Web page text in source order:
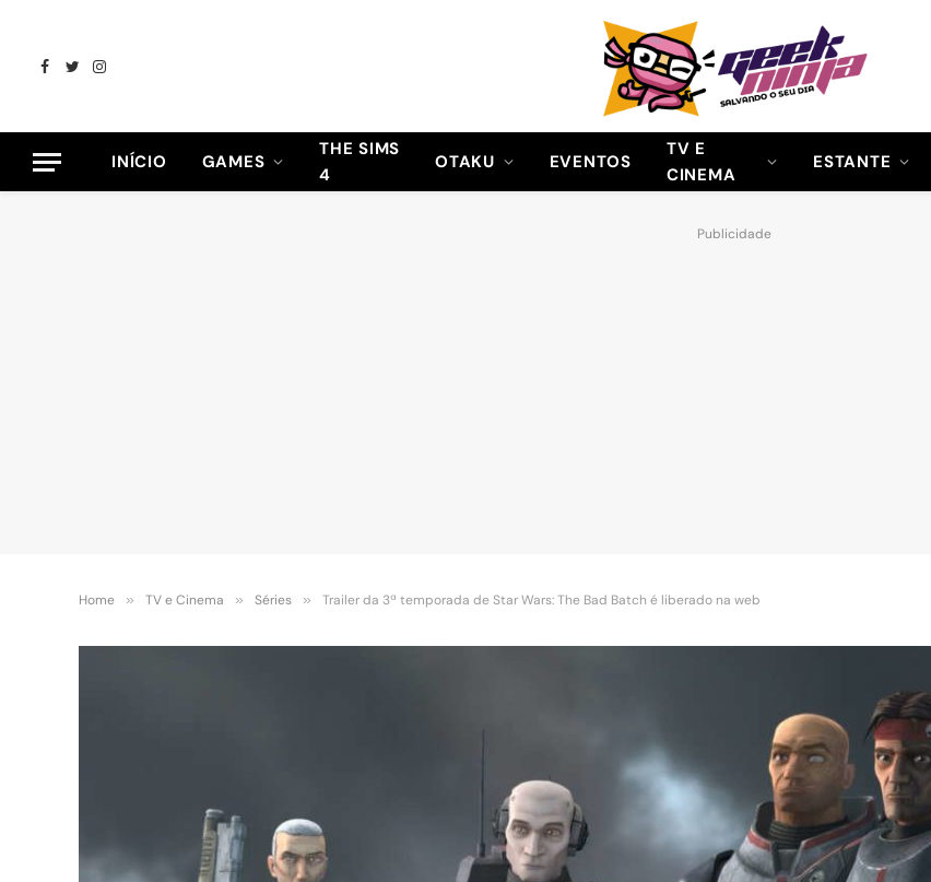
Facebook
TwitterInstagram
INÍCIO GAMES
THE SIMS
4
OTAKU EVENTOS
TV E
CINEMA
ESTANTE
Publicidade
Home » TV e Cinema » Séries » Trailer da 3ª temporada de Star Wars: The Bad Batch é liberado na web